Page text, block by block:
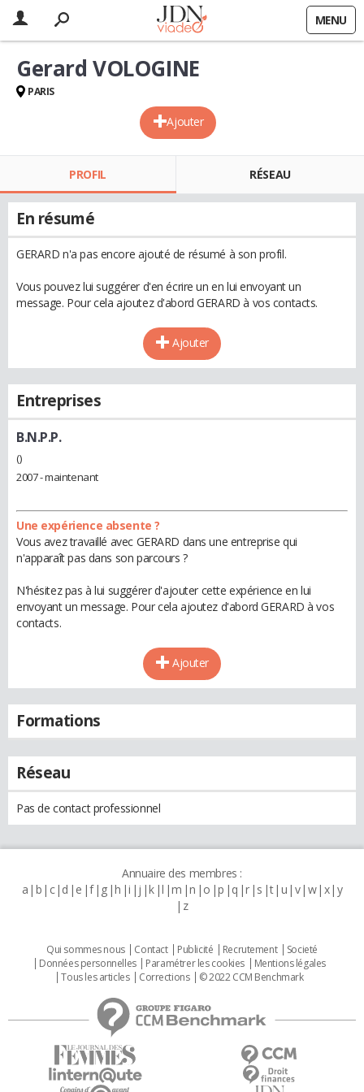
MENU
Ajouter
Gerard VOLOGINE
PARIS
PROFIL RÉSEAU
En résumé
GERARD n'a pas encore ajouté de résumé à son profil.
Vous pouvez lui suggérer d'en écrire un en lui envoyant un
message. Pour cela ajoutez d'abord GERARD à vos contacts.
Ajouter
Entreprises
B.N.P.P.
()
2007 - maintenant
Une expérience absente ?
Vous avez travaillé avec GERARD dans une entreprise qui
n'apparaît pas dans son parcours ?
N'hésitez pas à lui suggérer d'ajouter cette expérience en lui
envoyant un message. Pour cela ajoutez d'abord GERARD à vos
contacts.
Ajouter
Formations
Réseau
Pas de contact professionnel
Annuaire des membres :
a b c d e f g h i j k l m n o p q r s t u v w x y
z
Qui sommes nous Contact Publicité Recrutement
Societé
Données personnelles
Paramétrer les cookies
Mentions légales
Tous les articles
Corrections © 2022 CCM Benchmark